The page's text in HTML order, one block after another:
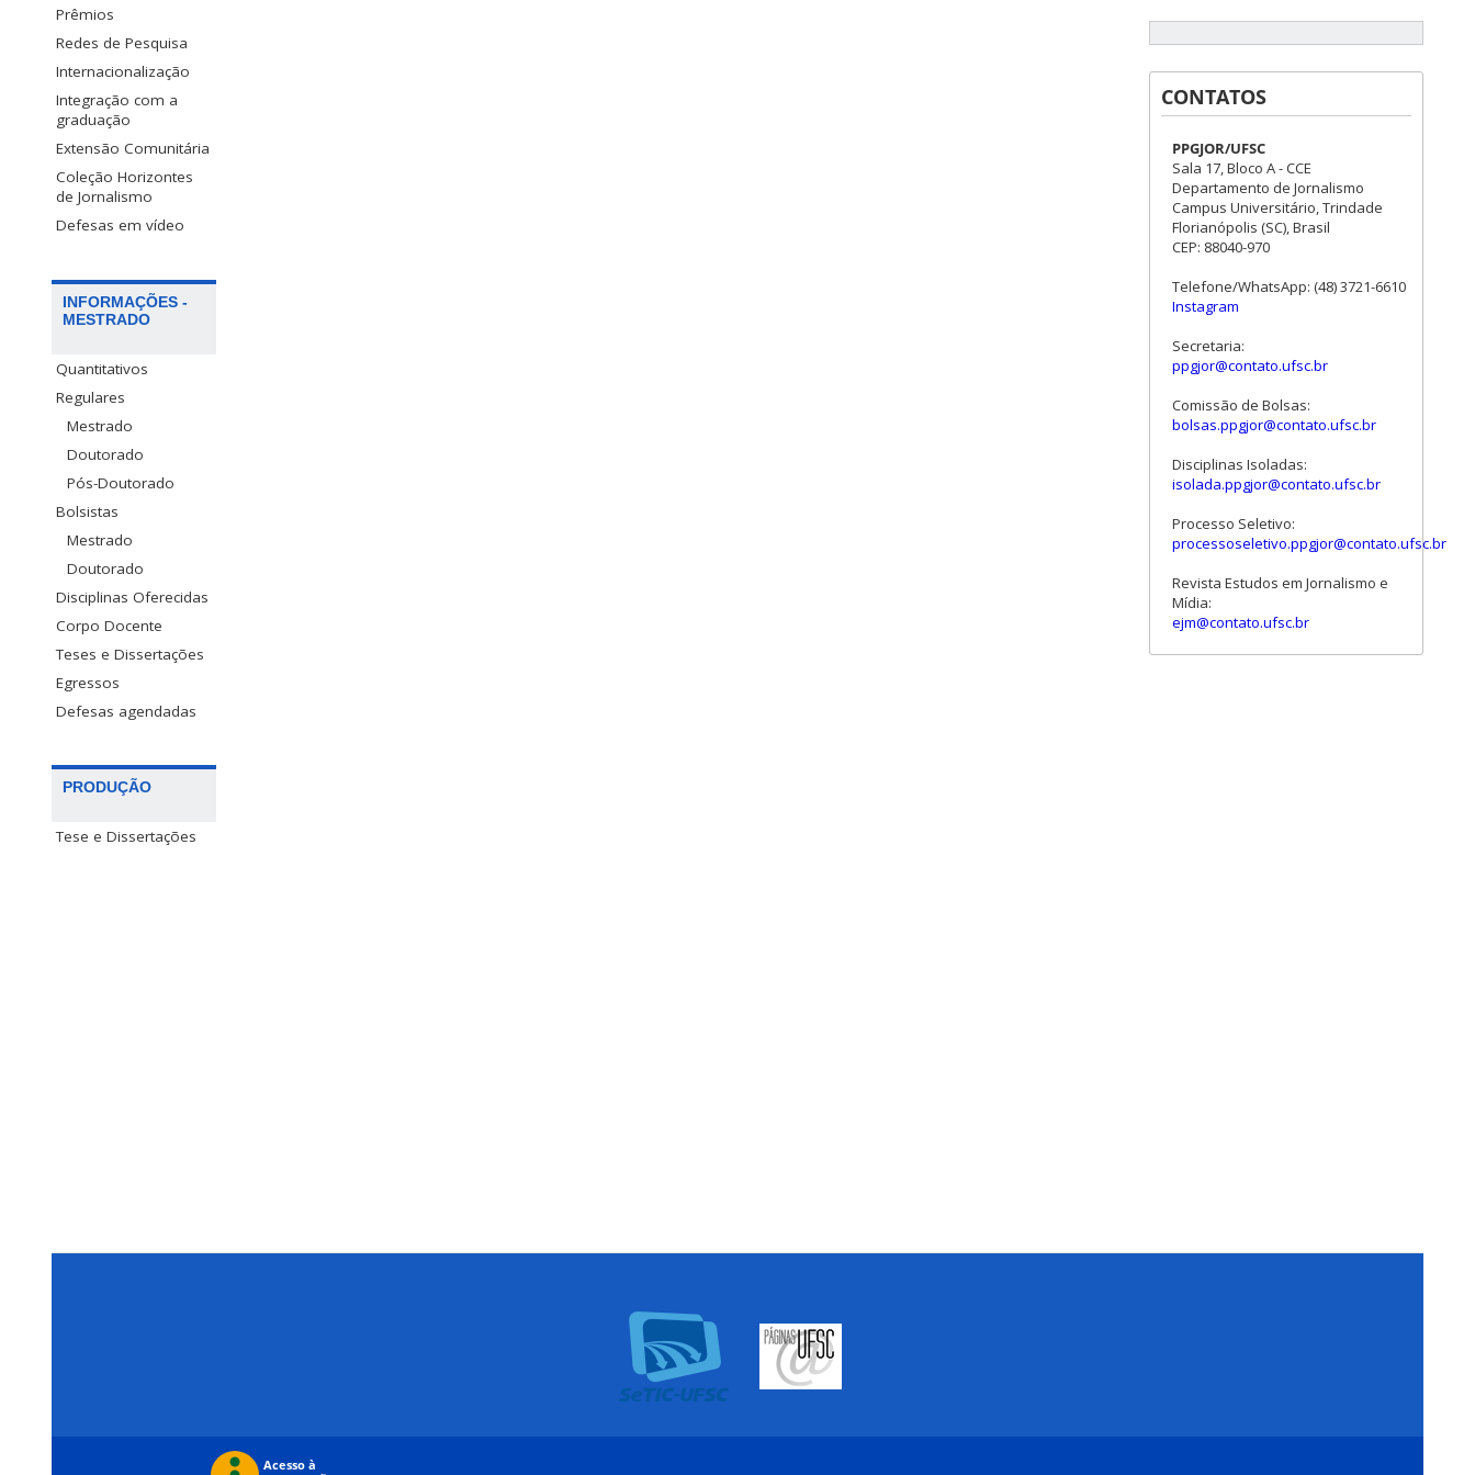
Prêmios
Redes de Pesquisa
Internacionalização
Integração com a
graduação
Extensão Comunitária
Coleção Horizontes
de Jornalismo
Defesas em vídeo
INFORMAÇÕES -
MESTRADO
Quantitativos
Regulares
Mestrado
Doutorado
Pós-Doutorado
Bolsistas
Mestrado
Doutorado
Disciplinas Oferecidas
Corpo Docente
Teses e Dissertações
Egressos
Defesas agendadas
PRODUÇÃO
Tese e Dissertações
CONTATOS
PPGJOR/UFSC
Sala 17, Bloco A - CCE
Departamento de Jornalismo
Campus Universitário, Trindade
Florianópolis (SC), Brasil
CEP: 88040-970
Telefone/WhatsApp: (48) 3721-6610
Instagram
Secretaria:
ppgjor@contato.ufsc.br
Comissão de Bolsas:
bolsas.ppgjor@contato.ufsc.br
Disciplinas Isoladas:
isolada.ppgjor@contato.ufsc.br
Processo Seletivo:
processoseletivo.ppgjor@contato.ufsc.br
Revista Estudos em Jornalismo e
Mídia:
ejm@contato.ufsc.br